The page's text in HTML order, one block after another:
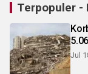
Terpopuler -
Jul